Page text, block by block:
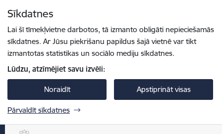
Sīkdatnes
Lai šī tīmekļvietne darbotos, tā izmanto obligāti nepieciešamās
sīkdatnes. Ar Jūsu piekrišanu papildus šajā vietnē var tikt
izmantotas statistikas un sociālo mediju sīkdatnes.
Lūdzu, atzīmējiet savu izvēli:
Noraidīt Apstiprināt visas
Pārvaldīt sīkdatnes